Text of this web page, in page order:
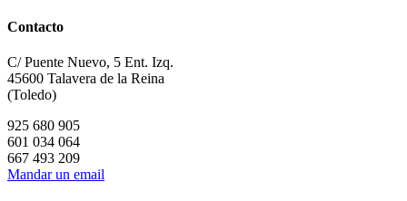
Contacto
C/ Puente Nuevo, 5 Ent. Izq.
45600 Talavera de la Reina
(Toledo)
925 680 905
601 034 064
667 493 209
Mandar un email